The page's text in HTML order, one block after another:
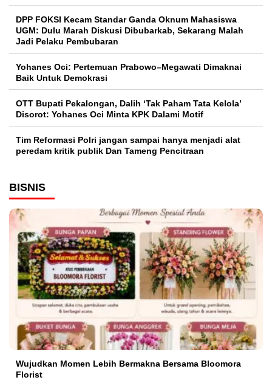
DPP FOKSI Kecam Standar Ganda Oknum Mahasiswa
UGM: Dulu Marah Diskusi Dibubarkab, Sekarang Malah
Jadi Pelaku Pembubaran
Yohanes Oci: Pertemuan Prabowo–Megawati Dimaknai
Baik Untuk Demokrasi
OTT Bupati Pekalongan, Dalih ‘Tak Paham Tata Kelola’
Disorot: Yohanes Oci Minta KPK Dalami Motif
Tim Reformasi Polri jangan sampai hanya menjadi alat
peredam kritik publik Dan Tameng Pencitraan
BISNIS
Wujudkan Momen Lebih Bermakna Bersama Bloomora
Florist